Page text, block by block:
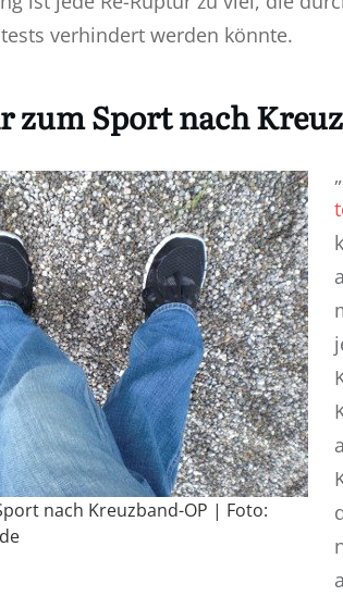
verhindert werden könnte.
zum Sport nach
nach Kreuzband-OP | Foto: